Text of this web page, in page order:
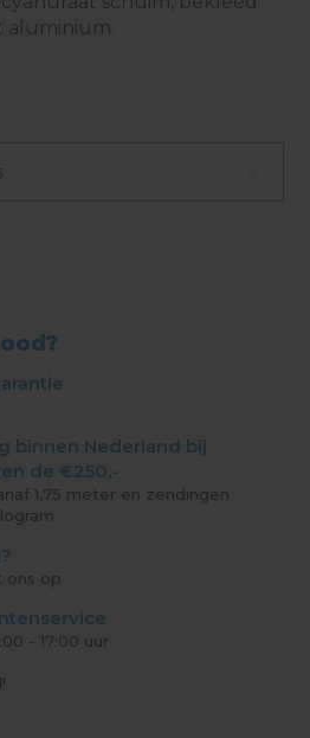
aluminium.
binnen Nederland bij
de €250,-
1,75 meter en zendingen
ons op
- 17:00 uur